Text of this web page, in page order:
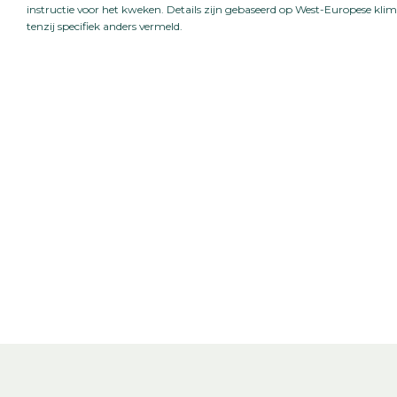
instructie voor het kweken. Details zijn gebaseerd op West-Europese
tenzij specifiek anders vermeld.